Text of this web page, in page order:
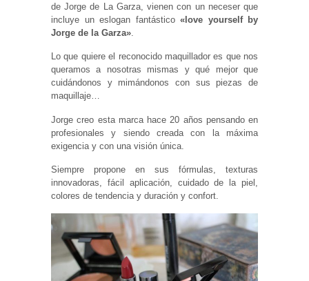
de Jorge de La Garza, vienen con un neceser que
incluye un eslogan fantástico «love yourself by
Jorge de la Garza»
Lo que quiere el reconocido maquillador es que nos
queramos a nosotras mismas y qué mejor que
cuidándonos y mimándonos con sus piezas de
maquillaje…
Jorge creo esta marca hace 20 años pensando en
profesionales y siendo creada con la máxima
exigencia y con una visión única.
Siempre propone en sus fórmulas, texturas
innovadoras, fácil aplicación, cuidado de la piel,
colores de tendencia y duración y confort.
Necesarias
Estadísticas
cookies no
opcionales.
necesarias
para que
funcione la
web. Para
podamos
mejorar la
funcionalidad
de la web, en
base a cómo
se usa la